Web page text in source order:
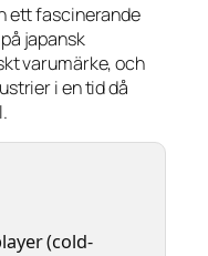
ett fascinerande
japansk
varumärke, och
i en tid då
(cold-